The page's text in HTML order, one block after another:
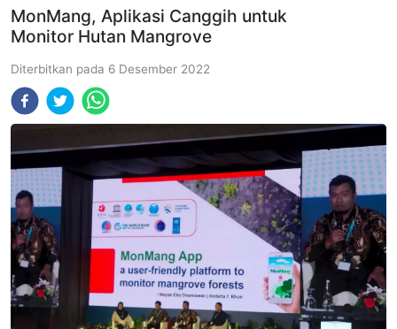
MonMang, Aplikasi Canggih untuk
Monitor Hutan Mangrove
Diterbitkan pada 6 Desember 2022